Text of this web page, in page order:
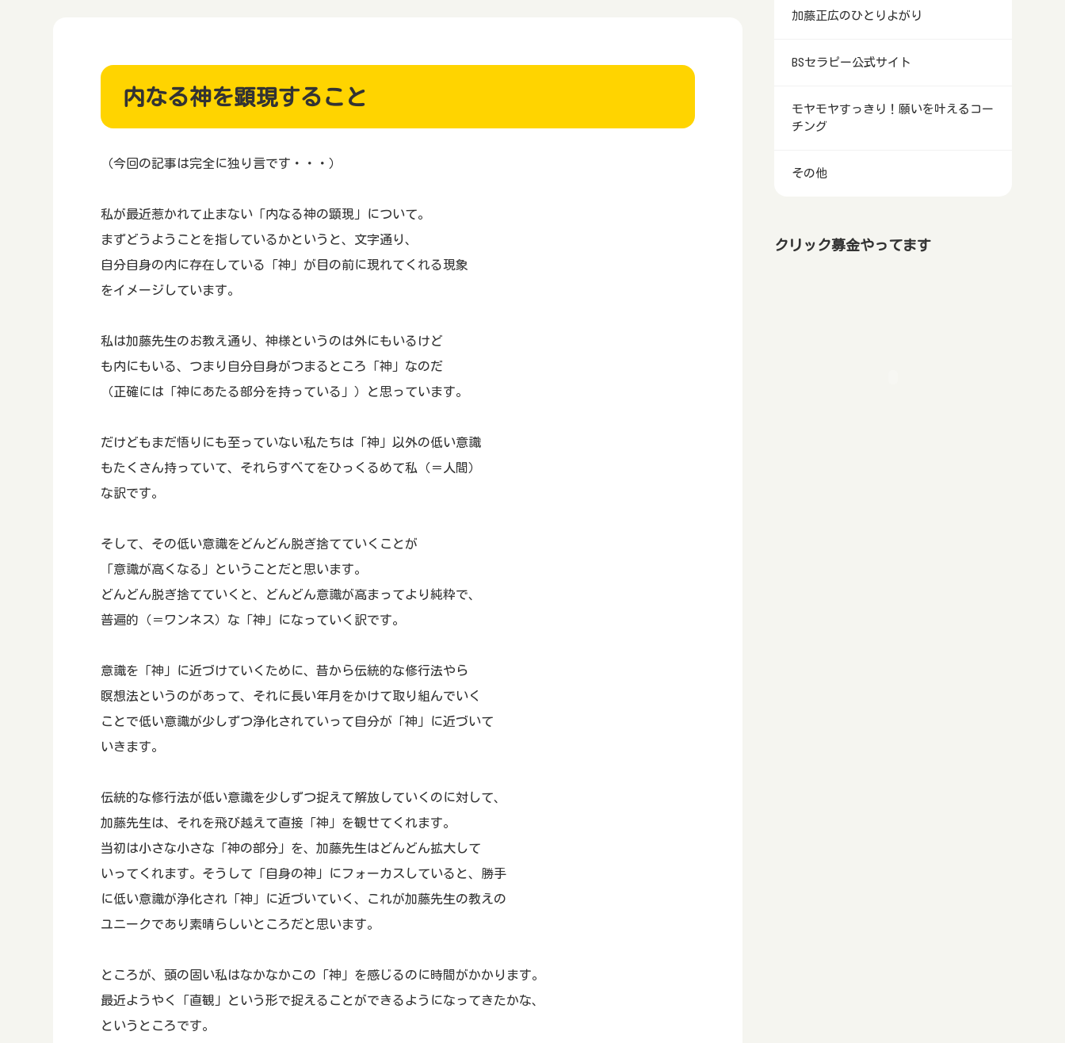
内なる神を顕現すること
（今回の記事は完全に独り言です・・・）
私が最近惹かれて止まない「内なる神の顕現」について。
まずどうようことを指しているかというと、文字通り、
自分自身の内に存在している「神」が目の前に現れてくれる現象
をイメージしています。
私は加藤先生のお教え通り、神様というのは外にもいるけど
も内にもいる、つまり自分自身がつまるところ「神」なのだ
（正確には「神にあたる部分を持っている」）と思っています。
だけどもまだ悟りにも至っていない私たちは「神」以外の低い意識
もたくさん持っていて、それらすべてをひっくるめて私（＝人間）
な訳です。
そして、その低い意識をどんどん脱ぎ捨てていくことが
「意識が高くなる」ということだと思います。
どんどん脱ぎ捨てていくと、どんどん意識が高まってより純粋で、
普遍的（＝ワンネス）な「神」になっていく訳です。
意識を「神」に近づけていくために、昔から伝統的な修行法やら
瞑想法というのがあって、それに長い年月をかけて取り組んでいく
ことで低い意識が少しずつ浄化されていって自分が「神」に近づいて
いきます。
伝統的な修行法が低い意識を少しずつ捉えて解放していくのに対して、
加藤先生は、それを飛び越えて直接「神」を観せてくれます。
当初は小さな小さな「神の部分」を、加藤先生はどんどん拡大して
いってくれます。そうして「自身の神」にフォーカスしていると、勝手
に低い意識が浄化され「神」に近づいていく、これが加藤先生の教えの
ユニークであり素晴らしいところだと思います。
ところが、頭の固い私はなかなかこの「神」を感じるのに時間がかかります。
最近ようやく「直観」という形で捉えることができるようになってきたかな、
というところです。
加藤正広のひとりよがり
BSセラピー公式サイト
モヤモヤすっきり！願いを叶えるコー
チング
その他
クリック募金やってます